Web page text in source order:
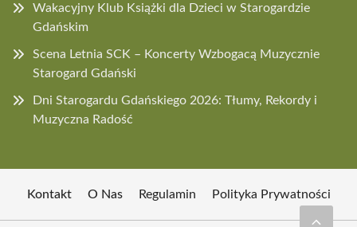
Wakacyjny Klub Książki dla Dzieci w Starogardzie
Gdańskim
Scena Letnia SCK – Koncerty Wzbogacą Muzycznie
Starogard Gdański
Dni Starogardu Gdańskiego 2026: Tłumy, Rekordy i
Muzyczna Radość
Kontakt O Nas Regulamin Polityka Prywatności